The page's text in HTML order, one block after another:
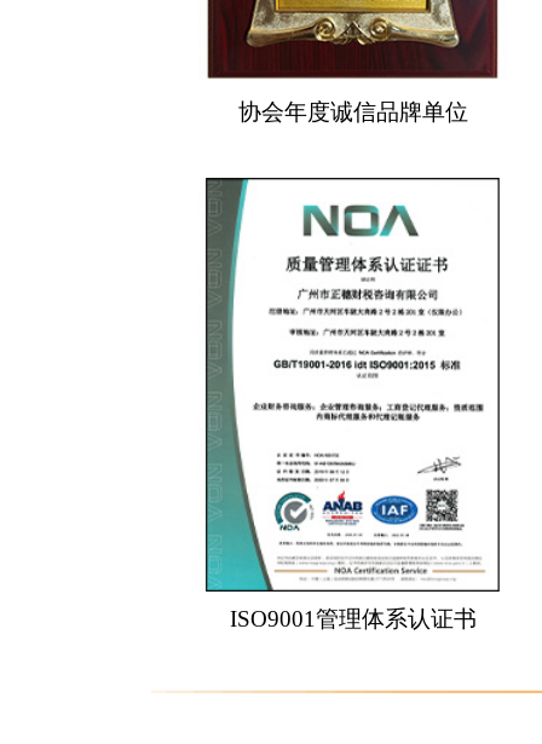
协会年度诚信品牌单位
ISO9001管理体系认证书